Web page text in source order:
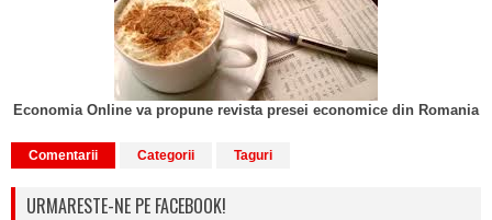
Economia Online va propune revista presei economice din Romania
Comentarii Categorii Taguri
URMARESTE-NE PE FACEBOOK!